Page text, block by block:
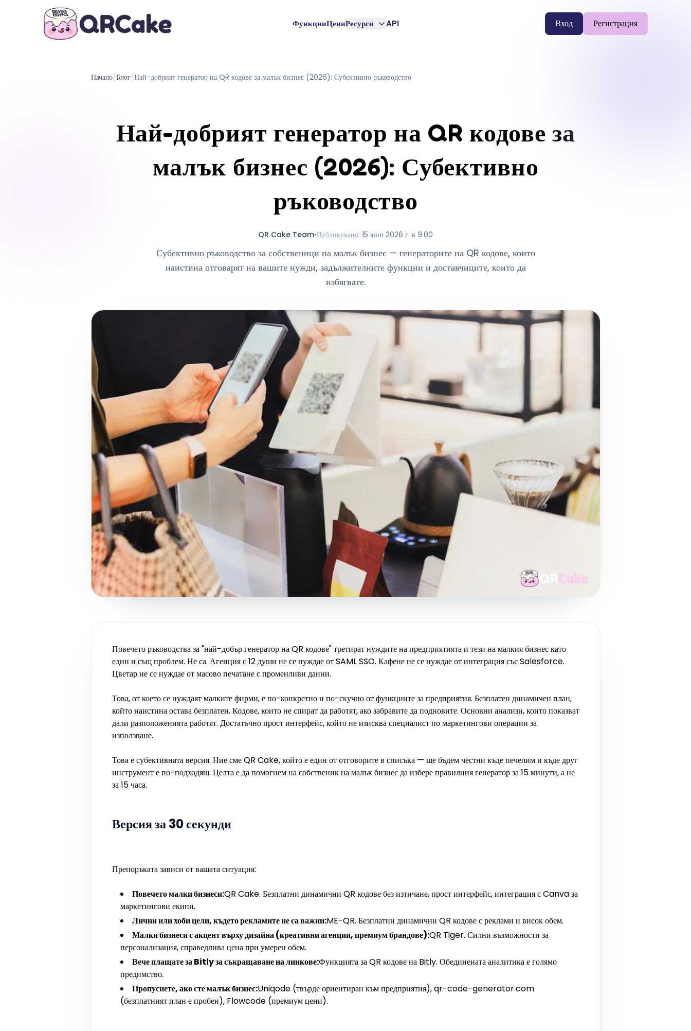
ФункцииЦениРесурси API Вход Регистрация
Начало/Блог/Най-добрият генератор на QR кодове за малък бизнес (2026): Субективно ръководство
Най-добрият генератор на QR кодове за
малък бизнес (2026): Субективно
ръководство
QR Cake Team•Публикувано: 15 юни 2026 г. в 9:00
Субективно ръководство за собственици на малък бизнес — генераторите на QR кодове, които
наистина отговарят на вашите нужди, задължителните функции и доставчиците, които да
избягвате.
Повечето ръководства за "най-добър генератор на QR кодове" третират нуждите на предприятията и тези на малкия бизнес като
един и същ проблем. Не са. Агенция с 12 души не се нуждае от SAML SSO. Кафене не се нуждае от интеграция със Salesforce.
Цветар не се нуждае от масово печатане с променливи данни.
Това, от което се нуждаят малките фирми, е по-конкретно и по-скучно от функциите за предприятия. Безплатен динамичен план,
който наистина остава безплатен. Кодове, които не спират да работят, ако забравите да подновите. Основни анализи, които показват
дали разположенията работят. Достатъчно прост интерфейс, който не изисква специалист по маркетингови операции за
използване.
Това е субективната версия. Ние сме QR Cake, който е един от отговорите в списъка — ще бъдем честни къде печелим и къде друг
инструмент е по-подходящ. Целта е да помогнем на собственик на малък бизнес да избере правилния генератор за 15 минути, а не
за 15 часа.
Версия за 30 секунди
Препоръката зависи от вашата ситуация:
Повечето малки бизнеси:QR Cake. Безплатни динамични QR кодове без изтичане, прост интерфейс, интеграция с Canva за
маркетингови екипи.
Лични или хоби цели, където рекламите не са важни:ME-QR. Безплатни динамични QR кодове с реклами и висок обем.
Малки бизнеси с акцент върху дизайна (креативни агенции, премиум брандове):QR Tiger. Силни възможности за
персонализация, справедлива цена при умерен обем.
Вече плащате за Bitly за съкращаване на линкове:Функцията за QR кодове на Bitly. Обединената аналитика е голямо
предимство.
Пропуснете, ако сте малък бизнес:Uniqode (твърде ориентиран към предприятия), qr-code-generator.com
(безплатният план е пробен), Flowcode (премиум цени).